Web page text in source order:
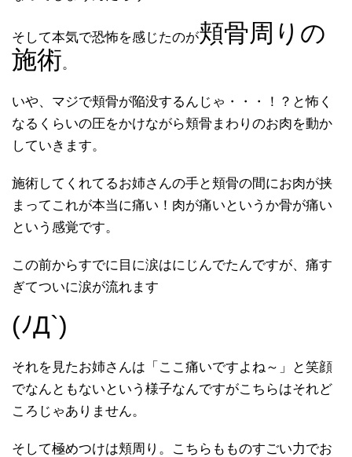
そして本気で恐怖を感じたのが頬骨周りの
施術。
いや、マジで頬骨が陥没するんじゃ・・・！？と怖く
なるくらいの圧をかけながら頬骨まわりのお肉を動か
していきます。
施術してくれてるお姉さんの手と頬骨の間にお肉が挟
まってこれが本当に痛い！肉が痛いというか骨が痛い
という感覚です。
この前からすでに目に涙はにじんでたんですが、痛す
ぎてついに涙が流れます
(ﾉД`)
それを見たお姉さんは「ここ痛いですよね～」と笑顔
でなんともないという様子なんですがこちらはそれど
ころじゃありません。
そして極めつけは頬周り。こちらもものすごい力でお